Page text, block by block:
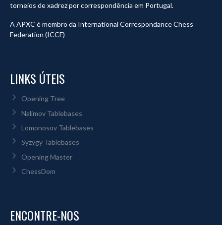
torneios de xadrez por correspondência em Portugal.
A APXC é membro da International Correspondance Chess
Federation (ICCF)
LINKS ÚTEIS
Opening Tree
Nalimov Tablebases
Lomonosov Tablebases
Syzygy Tablebases
Opening Master
ChessDom
ENCONTRE-NOS